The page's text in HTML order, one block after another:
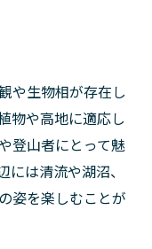
や生物相が存在し
物や高地に適応し
登山者にとって魅
は清流や湖沼、
姿を楽しむことが